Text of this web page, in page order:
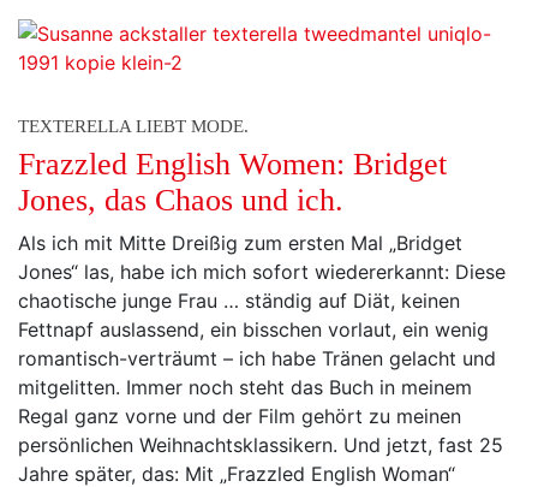
TEXTERELLA LIEBT MODE.
Frazzled English Women: Bridget
Jones, das Chaos und ich.
Als ich mit Mitte Dreißig zum ersten Mal „Bridget
Jones“ las, habe ich mich sofort wiedererkannt: Diese
chaotische junge Frau … ständig auf Diät, keinen
Fettnapf auslassend, ein bisschen vorlaut, ein wenig
romantisch-verträumt – ich habe Tränen gelacht und
mitgelitten. Immer noch steht das Buch in meinem
Regal ganz vorne und der Film gehört zu meinen
persönlichen Weihnachtsklassikern. Und jetzt, fast 25
Jahre später, das: Mit „Frazzled English Woman“